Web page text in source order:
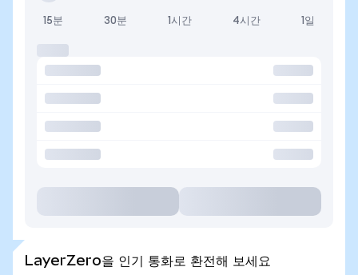
15분 30분 1시간 4시간 1일
LayerZero을 인기 통화로 환전해 보세요